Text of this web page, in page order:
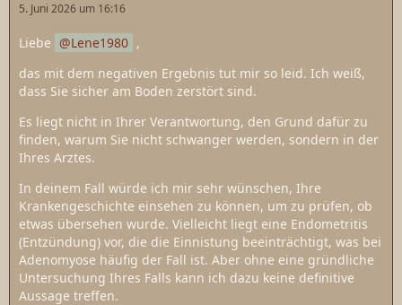
5. Juni 2026 um 16:16
Liebe Lene1980 ,
das mit dem negativen Ergebnis tut mir so leid. Ich weiß,
dass Sie sicher am Boden zerstört sind.
Es liegt nicht in Ihrer Verantwortung, den Grund dafür zu
finden, warum Sie nicht schwanger werden, sondern in der
Ihres Arztes.
In deinem Fall würde ich mir sehr wünschen, Ihre
Krankengeschichte einsehen zu können, um zu prüfen, ob
etwas übersehen wurde. Vielleicht liegt eine Endometritis
(Entzündung) vor, die die Einnistung beeinträchtigt, was bei
Adenomyose häufig der Fall ist. Aber ohne eine gründliche
Untersuchung Ihres Falls kann ich dazu keine definitive
Aussage treffen.